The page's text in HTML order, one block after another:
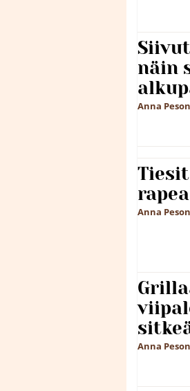
näin
Anna
Anna
Anna